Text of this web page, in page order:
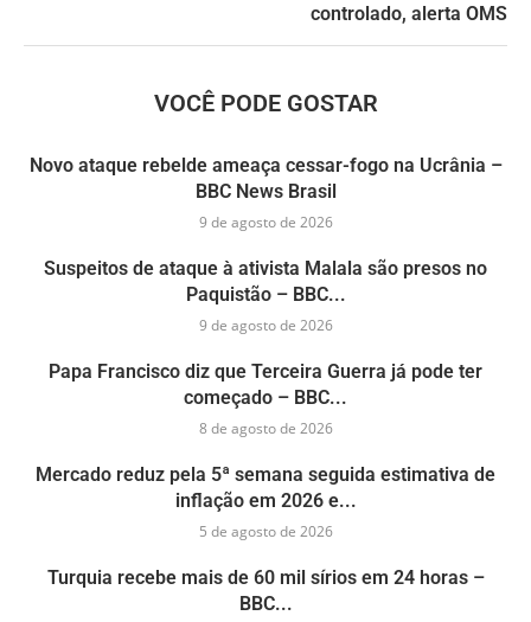
controlado, alerta OMS
VOCÊ PODE GOSTAR
Novo ataque rebelde ameaça cessar-fogo na Ucrânia –
BBC News Brasil
9 de agosto de 2026
Suspeitos de ataque à ativista Malala são presos no
Paquistão – BBC...
9 de agosto de 2026
Papa Francisco diz que Terceira Guerra já pode ter
começado – BBC...
8 de agosto de 2026
Mercado reduz pela 5ª semana seguida estimativa de
inflação em 2026 e...
5 de agosto de 2026
Turquia recebe mais de 60 mil sírios em 24 horas –
BBC...